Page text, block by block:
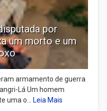
por
um morto e um
armamento de guerra
Lá Um homem
uma o...
Leia Mais